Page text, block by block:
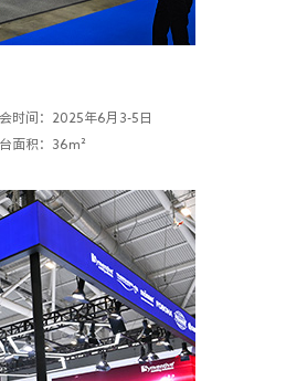
时间：2025年6月3-5日
面积：36m²